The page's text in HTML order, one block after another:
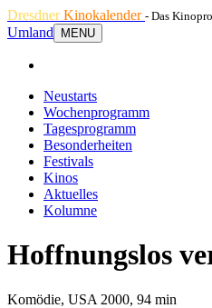
DresdnerKinokalender - Das
Umland
MENU
Neustarts
Wochenprogramm
Tagesprogramm
Besonderheiten
Festivals
Kinos
Aktuelles
Kolumne
Hoffnungslos
Komödie, USA 2000, 94 min